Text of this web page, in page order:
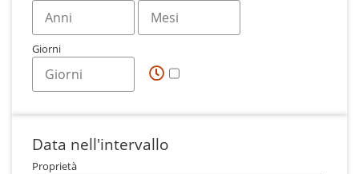
Giorni
Data nell'intervallo
Proprietà